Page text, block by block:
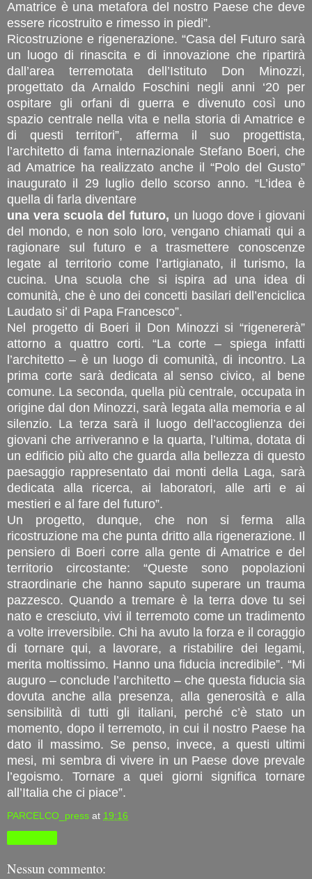
Amatrice è una metafora del nostro Paese che deve
essere ricostruito e rimesso in piedi”.
Ricostruzione e rigenerazione. “Casa del Futuro sarà
un luogo di rinascita e di innovazione che ripartirà
dall’area terremotata dell’Istituto Don Minozzi,
progettato da Arnaldo Foschini negli anni ‘20 per
ospitare gli orfani di guerra e divenuto così uno
spazio centrale nella vita e nella storia di Amatrice e
di questi territori”, afferma il suo progettista,
l’architetto di fama internazionale Stefano Boeri, che
ad Amatrice ha realizzato anche il “Polo del Gusto”
inaugurato il 29 luglio dello scorso anno. “L’idea è
quella di farla diventare
una vera scuola del futuro, un luogo dove i giovani
del mondo, e non solo loro, vengano chiamati qui a
ragionare sul futuro e a trasmettere conoscenze
legate al territorio come l’artigianato, il turismo, la
cucina. Una scuola che si ispira ad una idea di
comunità, che è uno dei concetti basilari dell’enciclica
Laudato si’ di Papa Francesco”.
Nel progetto di Boeri il Don Minozzi si “rigenererà”
attorno a quattro corti. “La corte – spiega infatti
l’architetto – è un luogo di comunità, di incontro. La
prima corte sarà dedicata al senso civico, al bene
comune. La seconda, quella più centrale, occupata in
origine dal don Minozzi, sarà legata alla memoria e al
silenzio. La terza sarà il luogo dell’accoglienza dei
giovani che arriveranno e la quarta, l’ultima, dotata di
un edificio più alto che guarda alla bellezza di questo
paesaggio rappresentato dai monti della Laga, sarà
dedicata alla ricerca, ai laboratori, alle arti e ai
mestieri e al fare del futuro”.
Un progetto, dunque, che non si ferma alla
ricostruzione ma che punta dritto alla rigenerazione. Il
pensiero di Boeri corre alla gente di Amatrice e del
territorio circostante: “Queste sono popolazioni
straordinarie che hanno saputo superare un trauma
pazzesco. Quando a tremare è la terra dove tu sei
nato e cresciuto, vivi il terremoto come un tradimento
a volte irreversibile. Chi ha avuto la forza e il coraggio
di tornare qui, a lavorare, a ristabilire dei legami,
merita moltissimo. Hanno una fiducia incredibile”. “Mi
auguro – conclude l’architetto – che questa fiducia sia
dovuta anche alla presenza, alla generosità e alla
sensibilità di tutti gli italiani, perché c’è stato un
momento, dopo il terremoto, in cui il nostro Paese ha
dato il massimo. Se penso, invece, a questi ultimi
mesi, mi sembra di vivere in un Paese dove prevale
l’egoismo. Tornare a quei giorni significa tornare
all’Italia che ci piace”.
PARCELCO_press at 19:16
Nessun commento: